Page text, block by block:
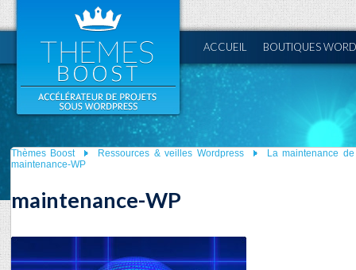
ACCUEIL BOUTIQUES
Thèmes Boost Ressources & veilles Wordpress
La maintenance
maintenance-WP
maintenance-WP